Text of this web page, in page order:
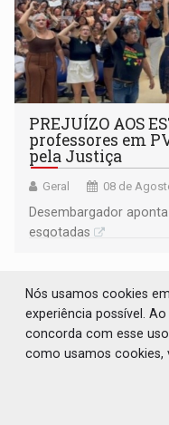
PREJUÍZO AOS
professores em
pela Justiça
Geral 08 de
Desembargador
esgotadas
Nós usamos cookies
experiência possível.
concorda com esse
como usamos cookies,